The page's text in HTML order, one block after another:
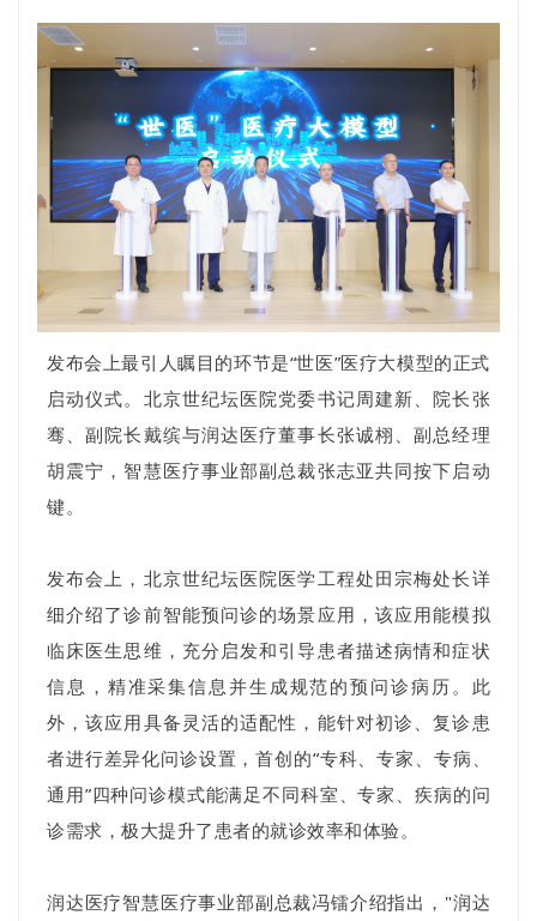
发布会上最引人瞩目的环节是“世医”医疗大模型的正式
启动仪式。北京世纪坛医院党委书记周建新、院长张
骞、副院长戴缤与润达医疗董事长张诚栩、副总经理
胡震宁，智慧医疗事业部副总裁张志亚共同按下启动
键。
发布会上，北京世纪坛医院医学工程处田宗梅处长详
细介绍了诊前智能预问诊的场景应用，该应用能模拟
临床医生思维，充分启发和引导患者描述病情和症状
信息，精准采集信息并生成规范的预问诊病历。此
外，该应用具备灵活的适配性，能针对初诊、复诊患
者进行差异化问诊设置，首创的“专科、专家、专病、
通用”四种问诊模式能满足不同科室、专家、疾病的问
诊需求，极大提升了患者的就诊效率和体验。
润达医疗智慧医疗事业部副总裁冯镭介绍指出，"润达